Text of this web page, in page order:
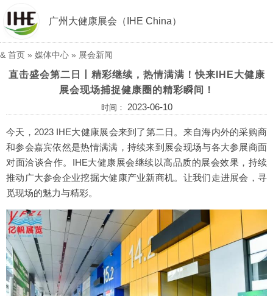
广州大健康展会（IHE China）
& 首页 » 媒体中心 » 展会新闻
直击盛会第二日丨精彩继续，热情满满！快来IHE大健康
展会现场捕捉健康圈的精彩瞬间！
时间： 2023-06-10
今天，2023 IHE大健康展会来到了第二日。来自海内外的采购商
和参会嘉宾依然是热情满满，持续来到展会现场与各大参展商面
对面洽谈合作。IHE大健康展会继续以高品质的展会效果，持续
推动广大参会企业挖掘大健康产业新商机。让我们走进展会，寻
觅现场的魅力与精彩。